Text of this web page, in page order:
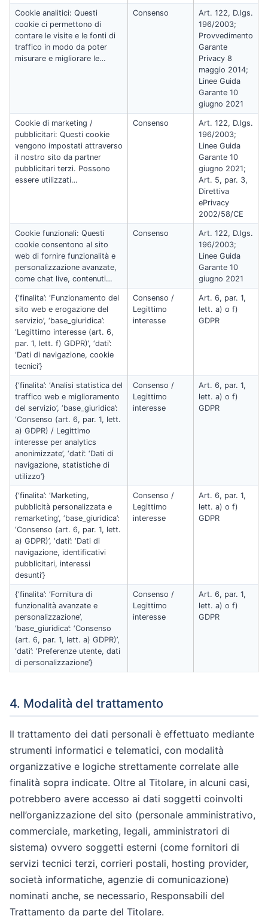
Cookie analitici: Questi
cookie ci permettono di
contare le visite e le fonti di
traffico in modo da poter
misurare e migliorare le…
Consenso
Art. 122, D.lgs.
196/2003;
Provvedimento
Garante
Privacy 8
maggio 2014;
Linee Guida
Garante 10
giugno 2021
Cookie di marketing /
pubblicitari: Questi cookie
vengono impostati attraverso
il nostro sito da partner
pubblicitari terzi. Possono
essere utilizzati…
Consenso
Art. 122, D.lgs.
196/2003;
Linee Guida
Garante 10
giugno 2021;
Art. 5, par. 3,
Direttiva
ePrivacy
2002/58/CE
Cookie funzionali: Questi
cookie consentono al sito
web di fornire funzionalità e
personalizzazione avanzate,
come chat live, contenuti…
Consenso
Art. 122, D.lgs.
196/2003;
Linee Guida
Garante 10
giugno 2021
{‘finalita’: ‘Funzionamento del
sito web e erogazione del
servizio’, ‘base_giuridica’:
‘Legittimo interesse (art. 6,
par. 1, lett. f) GDPR)’, ‘dati’:
‘Dati di navigazione, cookie
tecnici’}
Consenso /
Legittimo
interesse
Art. 6, par. 1,
lett. a) o f)
GDPR
{‘finalita’: ‘Analisi statistica del
traffico web e miglioramento
del servizio’, ‘base_giuridica’:
‘Consenso (art. 6, par. 1, lett.
a) GDPR) / Legittimo
interesse per analytics
anonimizzate’, ‘dati’: ‘Dati di
navigazione, statistiche di
utilizzo’}
Consenso /
Legittimo
interesse
Art. 6, par. 1,
lett. a) o f)
GDPR
{‘finalita’: ‘Marketing,
pubblicità personalizzata e
remarketing’, ‘base_giuridica’:
‘Consenso (art. 6, par. 1, lett.
a) GDPR)’, ‘dati’: ‘Dati di
navigazione, identificativi
pubblicitari, interessi
desunti’}
Consenso /
Legittimo
interesse
Art. 6, par. 1,
lett. a) o f)
GDPR
{‘finalita’: ‘Fornitura di
funzionalità avanzate e
personalizzazione’,
‘base_giuridica’: ‘Consenso
(art. 6, par. 1, lett. a) GDPR)’,
‘dati’: ‘Preferenze utente, dati
di personalizzazione’}
Consenso /
Legittimo
interesse
Art. 6, par. 1,
lett. a) o f)
GDPR
4. Modalità del trattamento
Il trattamento dei dati personali è effettuato mediante
strumenti informatici e telematici, con modalità
organizzative e logiche strettamente correlate alle
finalità sopra indicate. Oltre al Titolare, in alcuni casi,
potrebbero avere accesso ai dati soggetti coinvolti
nell’organizzazione del sito (personale amministrativo,
commerciale, marketing, legali, amministratori di
sistema) ovvero soggetti esterni (come fornitori di
servizi tecnici terzi, corrieri postali, hosting provider,
società informatiche, agenzie di comunicazione)
nominati anche, se necessario, Responsabili del
Trattamento da parte del Titolare.